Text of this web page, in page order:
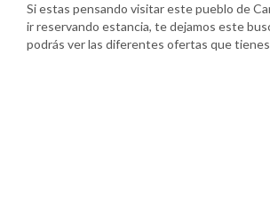
Si estas pensando visitar este pueblo de
ir reservando estancia, te dejamos este
podrás ver las diferentes ofertas que tienes